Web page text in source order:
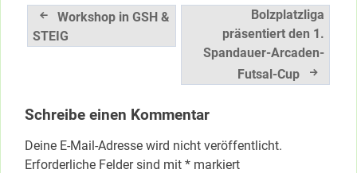
Beitragsnavigation
Workshop in GSH &
STEIG
Bolzplatzliga
präsentiert den 1.
Spandauer-Arcaden-
Futsal-Cup
Schreibe einen Kommentar
Deine E-Mail-Adresse wird nicht veröffentlicht.
Erforderliche Felder sind mit * markiert